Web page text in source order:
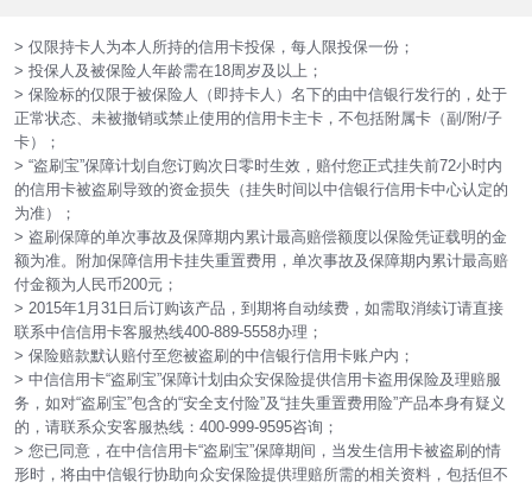
> 仅限持卡人为本人所持的信用卡投保，每人限投保一份；
> 投保人及被保险人年龄需在18周岁及以上；
> 保险标的仅限于被保险人（即持卡人）名下的由中信银行发行的，处于
正常状态、未被撤销或禁止使用的信用卡主卡，不包括附属卡（副/附/子
卡）；
> “盗刷宝”保障计划自您订购次日零时生效，赔付您正式挂失前72小时内
的信用卡被盗刷导致的资金损失（挂失时间以中信银行信用卡中心认定的
为准）；
> 盗刷保障的单次事故及保障期内累计最高赔偿额度以保险凭证载明的金
额为准。附加保障信用卡挂失重置费用，单次事故及保障期内累计最高赔
付金额为人民币200元；
> 2015年1月31日后订购该产品，到期将自动续费，如需取消续订请直接
联系中信信用卡客服热线400-889-5558办理；
> 保险赔款默认赔付至您被盗刷的中信银行信用卡账户内；
> 中信信用卡“盗刷宝”保障计划由众安保险提供信用卡盗用保险及理赔服
务，如对“盗刷宝”包含的“安全支付险”及“挂失重置费用险”产品本身有疑义
的，请联系众安客服热线：400-999-9595咨询；
> 您已同意，在中信信用卡“盗刷宝”保障期间，当发生信用卡被盗刷的情
形时，将由中信银行协助向众安保险提供理赔所需的相关资料，包括但不